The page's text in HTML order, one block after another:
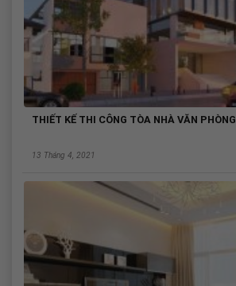
THIẾT KẾ THI CÔNG TÒA NHÀ VĂN PHÒNG
13 Tháng 4, 2021